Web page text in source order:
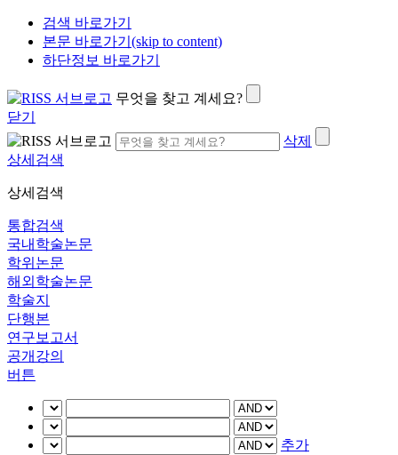
검색 바로가기
본문 바로가기(skip to content)
하단정보 바로가기
무엇을 찾고 계세요?
닫기
삭제
상세검색
상세검색
통합검색
국내학술논문
학위논문
해외학술논문
학술지
단행본
연구보고서
공개강의
버튼
추가